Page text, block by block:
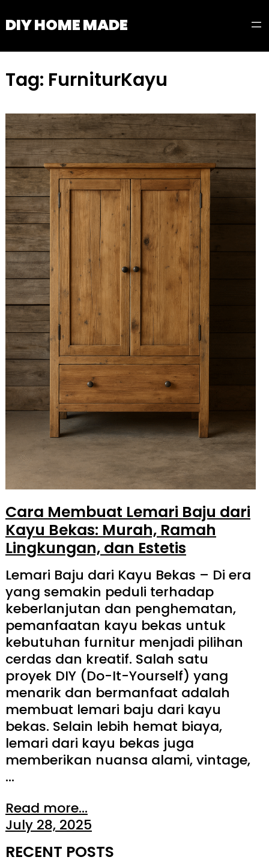
toDIY HOME MADE
Tag: FurniturKayu
Cara Membuat Lemari Baju dari
Kayu Bekas: Murah, Ramah
Lingkungan, dan Estetis
Lemari Baju dari Kayu Bekas – Di era
yang semakin peduli terhadap
keberlanjutan dan penghematan,
pemanfaatan kayu bekas untuk
kebutuhan furnitur menjadi pilihan
cerdas dan kreatif. Salah satu
proyek DIY (Do-It-Yourself) yang
menarik dan bermanfaat adalah
membuat lemari baju dari kayu
bekas. Selain lebih hemat biaya,
lemari dari kayu bekas juga
memberikan nuansa alami, vintage,
…
Read more...
July 28, 2025
RECENT POSTS